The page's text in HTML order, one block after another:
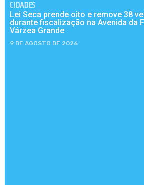
CIDADES
Lei Seca prende oito e remove 38
durante fiscalização na Avenida da
Várzea Grande
9 DE AGOSTO DE 2026